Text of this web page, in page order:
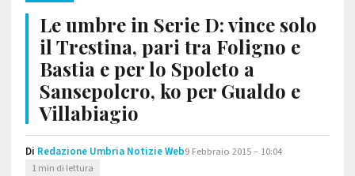
Le umbre in Serie D: vince solo
il Trestina, pari tra Foligno e
Bastia e per lo Spoleto a
Sansepolcro, ko per Gualdo e
Villabiagio
Di Redazione Umbria Notizie Web9 Febbraio 2015 – 10:04
1 min di lettura